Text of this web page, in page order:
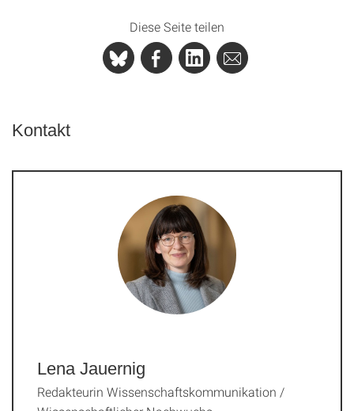
Diese Seite teilen
Kontakt
Lena Jauernig
Redakteurin Wissenschaftskommunikation /